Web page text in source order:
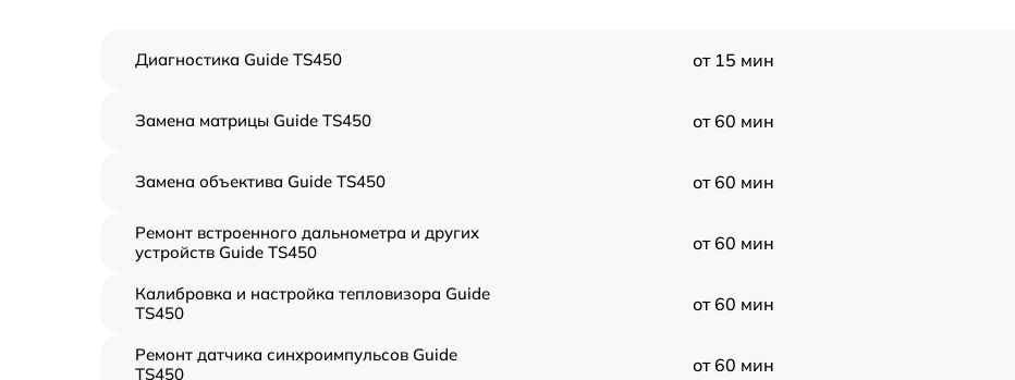
Диагностика Guide TS450 от 15 мин
Замена матрицы Guide TS450 от 60 мин
Замена объектива Guide TS450 от 60 мин
Ремонт встроенного дальнометра и других
устройств Guide TS450
от 60 мин
Калибровка и настройка тепловизора Guide
TS450
от 60 мин
Ремонт датчика синхроимпульсов Guide
TS450
от 60 мин